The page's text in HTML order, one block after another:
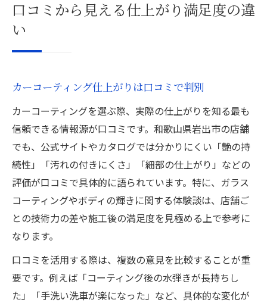
口コミから見える仕上がり満足度の違
い
カーコーティング仕上がりは口コミで判別
カーコーティングを選ぶ際、実際の仕上がりを知る最も
信頼できる情報源が口コミです。和歌山県岩出市の店舗
でも、公式サイトやカタログでは分かりにくい「艶の持
続性」「汚れの付きにくさ」「細部の仕上がり」などの
評価が口コミで具体的に語られています。特に、ガラス
コーティングやボディの輝きに関する体験談は、店舗ご
との技術力の差や施工後の満足度を見極める上で参考に
なります。
口コミを活用する際は、複数の意見を比較することが重
要です。例えば「コーティング後の水弾きが長持ちし
た」「手洗い洗車が楽になった」など、具体的な変化が